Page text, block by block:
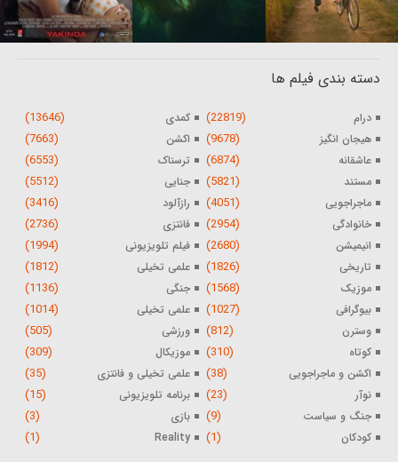
دسته بندی فیلم ها
درام (22819) کمدی (13646)
هیجان انگیز (9678) اکشن (7663)
عاشقانه (6874) ترسناک (6553)
مستند (5821) جنایی (5512)
ماجراجویی (4051) رازآلود (3416)
خانوادگی (2954) فانتزی (2736)
انیمیشن (2680) فیلم تلویزیونی (1994)
تاریخی (1826) علمی تخیلی (1812)
موزیک (1568) جنگی (1136)
بیوگرافی (1027) علمی تخیلی (1014)
وسترن (812) ورزشی (505)
کوتاه (310) موزیکال (309)
اکشن و ماجراجویی (38) علمی تخیلی و فانتزی (35)
نوآر (23) برنامه تلویزیونی (15)
جنگ و سیاست (9) بازی (3)
کودکان (1)
Reality
(1)